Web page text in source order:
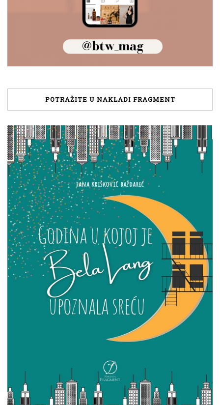
POTRAŽITE U NAKLADI FRAGMENT